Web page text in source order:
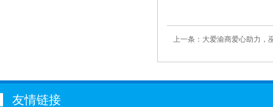
上一条：大爱渝商爱心助力，
友情链接